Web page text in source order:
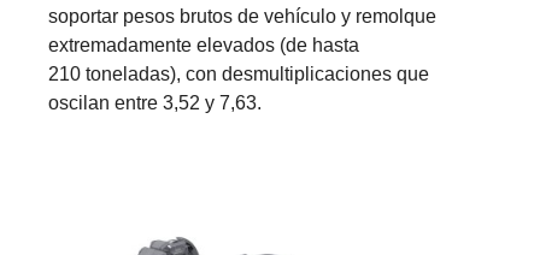
soportar pesos brutos de vehículo y remolque
extremadamente elevados (de hasta
210 toneladas), con desmultiplicaciones que
oscilan entre 3,52 y 7,63.